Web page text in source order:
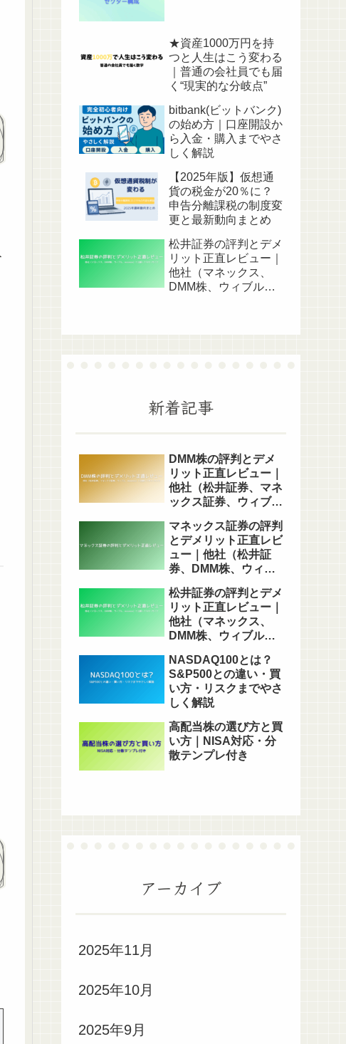
★資産1000万円を持
つと人生はこう変わる
｜普通の会社員でも届
く“現実的な分岐点”
bitbank(ビットバンク)
の始め方｜口座開設か
ら入金・購入までやさ
しく解説
【2025年版】仮想通
貨の税金が20％に？
申告分離課税の制度変
更と最新動向まとめ
松井証券の評判とデメ
リット正直レビュー｜
他社（マネックス、
DMM株、ウィブル、
新着記事
DMM株の評判とデメ
リット正直レビュー｜
他社（松井証券、マネ
ックス証券、ウィブ
較してわかったこと
マネックス証券の評判
とデメリット正直レビ
ュー｜他社（松井証
券、DMM株、ウィブ
較してわかったこと
松井証券の評判とデメ
リット正直レビュー｜
他社（マネックス、
DMM株、ウィブル、
てわかったこと
NASDAQ100とは？
S&P500との違い・買
い方・リスクまでやさ
しく解説
高配当株の選び方と買
い方｜NISA対応・分
散テンプレ付き
アーカイブ
2025年11月
2025年10月
2025年9月